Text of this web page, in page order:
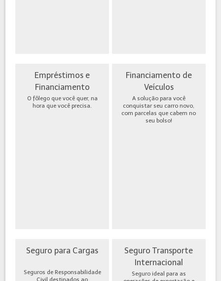
Empréstimos e
Financiamento
O fôlego que você quer, na
hora que você precisa.
Financiamento de
Veículos
A solução para você
conquistar seu carro novo,
com parcelas que cabem no
seu bolso!
Seguro para Cargas
Seguros de Responsabilidade
Civil destinados ao
Seguro Transporte
Internacional
Seguro ideal para as